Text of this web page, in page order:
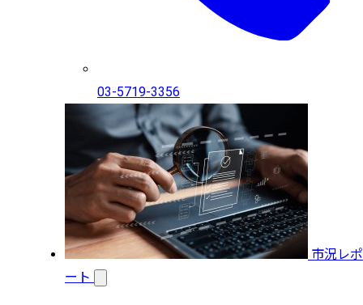
03-5719-3356
市況レポ
ート